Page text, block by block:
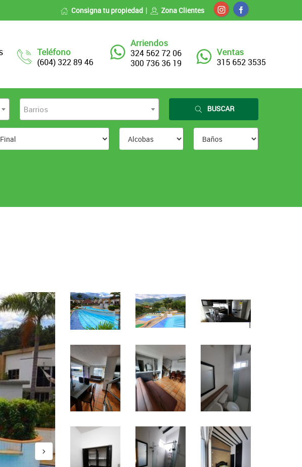
Consigna tu propiedad Zona Clientes
Teléfono
(604) 322 89 46
Arriendos
324 562 72 06
300 736 36 19
Ventas
315 652 3535
Barrios BUSCAR